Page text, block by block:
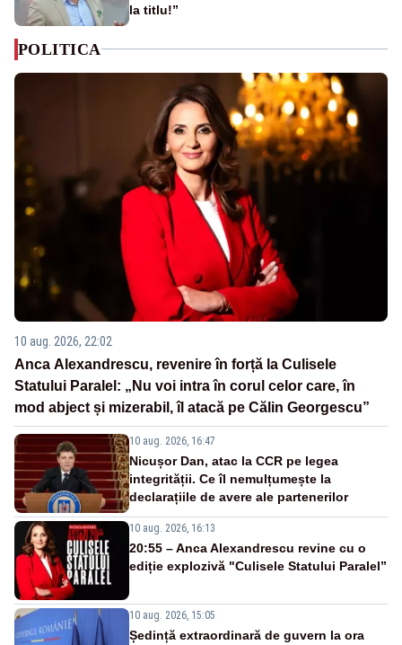
la titlu!”
POLITICA
10 aug. 2026, 22:02
Anca Alexandrescu, revenire în forță la Culisele
Statului Paralel: „Nu voi intra în corul celor care, în
mod abject și mizerabil, îl atacă pe Călin Georgescu”
10 aug. 2026, 16:47
Nicușor Dan, atac la CCR pe legea
integrității. Ce îl nemulțumește la
declarațiile de avere ale partenerilor
10 aug. 2026, 16:13
20:55 – Anca Alexandrescu revine cu o
ediție explozivă "Culisele Statului Paralel”
10 aug. 2026, 15:05
Ședință extraordinară de guvern la ora